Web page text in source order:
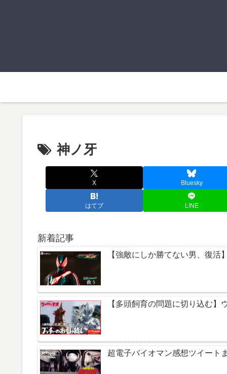
神ノ牙
X Bluesky
はてブ LINE
新着記事
【強敵にしか勝てない男、復活
【多頭飼育の問題に切り込む】
超電子バイオマン感想ツイート